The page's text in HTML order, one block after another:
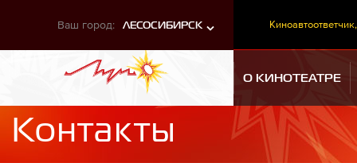
Ваш город: ЛЕСОСИБИРСК Киноавтоответчик,
О КИНОТЕАТРЕ
Контакты